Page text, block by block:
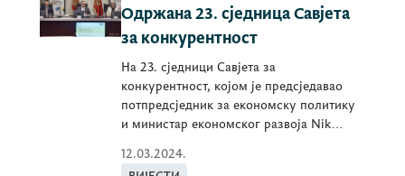
Одржана 23. сједница Савјета
за конкурентност
На 23. сједници Савјета за
конкурентност, којом је предсједавао
потпредсједник за економску политику
и министар економског развоја Nik
12.03.2024.